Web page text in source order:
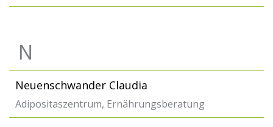
N
Neuenschwander Claudia
Adipositaszentrum, Ernährungsberatung